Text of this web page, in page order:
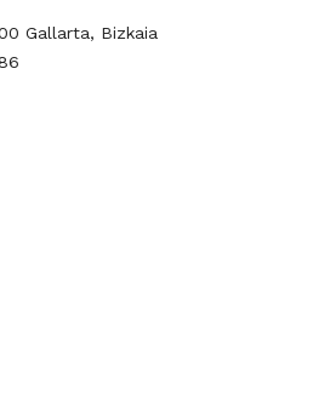
Gallarta, Bizkaia